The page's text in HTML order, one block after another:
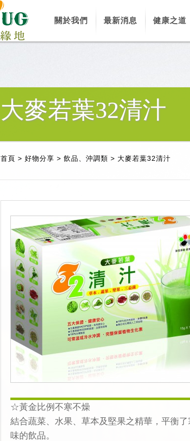
關於我們 最新消息 健康之道
大麥若葉32清汁
首頁 > 好物分享 > 飲品、沖調類 > 大麥若葉32清汁
☆黃金比例不寒不燥
結合蔬菜、水果、草本及堅果之精華，平衡
味的飲品。